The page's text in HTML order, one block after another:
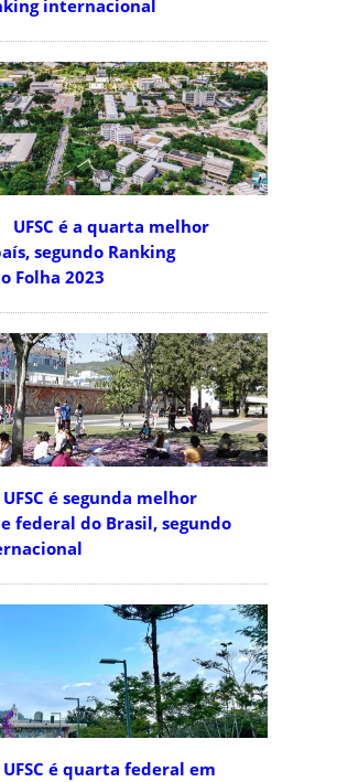
internacional
é a quarta melhor
segundo Ranking
Folha 2023
é segunda melhor
federal do Brasil, segundo
é quarta federal em